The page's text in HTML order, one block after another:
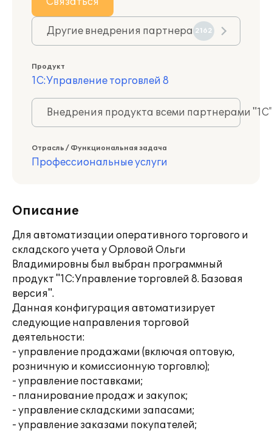
Другие внедрения партнера 2162
Продукт
1С:Управление торговлей 8
Внедрения продукта всеми партнерами
Отрасль / Функциональная задача
Профессиональные услуги
Описание
Для автоматизации оперативного торгового и
складского учета у Орловой Ольги
Владимировны был выбран программный
продукт "1С:Управление торговлей 8. Базовая
версия".
Данная конфигурация автоматизирует
следующие направления торговой
деятельности:
- управление продажами (включая оптовую,
розничную и комиссионную торговлю);
- управление поставками;
- планирование продаж и закупок;
- управление складскими запасами;
- управление заказами покупателей;